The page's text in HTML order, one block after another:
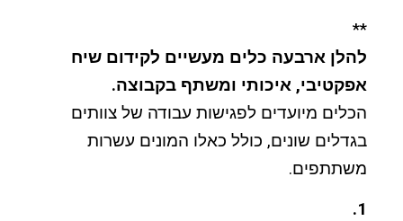
**
להלן ארבעה כלים מעשיים לקידום שיח
אפקטיבי, איכותי ומשתף בקבוצה.
הכלים מיועדים לפגישות עבודה של צוותים
בגדלים שונים, כולל כאלו המונים עשרות
משתתפים.
1.